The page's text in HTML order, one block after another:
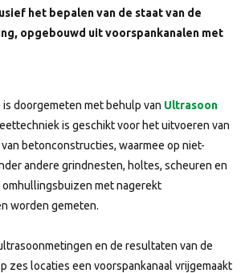
het bepalen van de staat van de
opgebouwd uit voorspankanalen met
doorgemeten met behulp van Ultrasoon
is geschikt voor het uitvoeren van
betonconstructies, waarmee op niet-
andere grindnesten, holtes, scheuren en
met nagerekt
worden gemeten.
en de resultaten van de
zes locaties een voorspankanaal vrijgemaakt